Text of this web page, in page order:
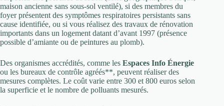
maison ancienne sans sous-sol ventilé), si des membres du
foyer présentent des symptômes respiratoires persistants sans
cause identifiée, ou si vous réalisez des travaux de rénovation
importants dans un logement datant d’avant 1997 (présence
possible d’amiante ou de peintures au plomb).
Des organismes accrédités, comme les Espaces Info Énergie
ou les bureaux de contrôle agréés**, peuvent réaliser des
mesures complètes. Le coût varie entre 300 et 800 euros selon
la superficie et le nombre de polluants mesurés.